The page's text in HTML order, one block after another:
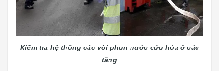
Kiểm tra hệ thống các vòi phun nước cứu hỏa ở các
tầng